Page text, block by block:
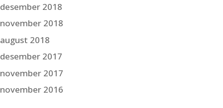
desember 2018
november 2018
august 2018
desember 2017
november 2017
november 2016